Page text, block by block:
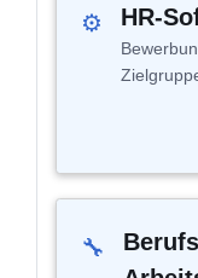
⚙ HR-
🔧